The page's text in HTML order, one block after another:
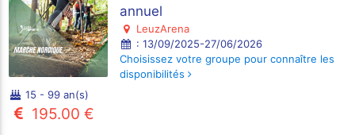
annuel
LeuzArena
: 13/09/2025-27/06/2026
Choisissez votre groupe pour connaître les
disponibilités
15 - 99 an(s)
195.00 €